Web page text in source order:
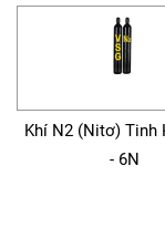
Khí N2 (Nitơ) Tinh
- 6N